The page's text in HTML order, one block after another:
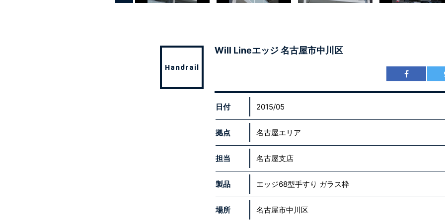
Handrail
Will Lineエッジ 名古屋市中川区
日付 2015/05
拠点 名古屋エリア
担当 名古屋支店
製品 エッジ68型手すり ガラス枠
場所 名古屋市中川区